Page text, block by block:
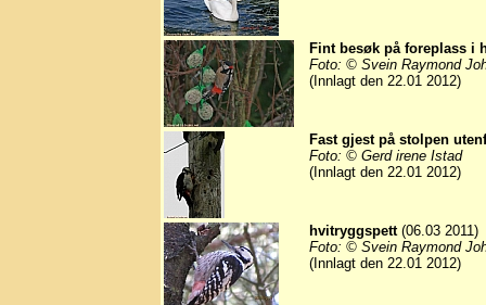
Fint besøk på foreplass i
Foto: © Svein Raymond
(Innlagt den 22.01 2012)
Fast gjest på stolpen
Foto: © Gerd irene Istad
(Innlagt den 22.01 2012)
hvitryggspett(06.03 2011)
Foto: © Svein Raymond
(Innlagt den 22.01 2012)